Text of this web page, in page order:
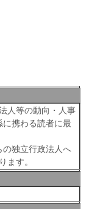
人等の動向・人事
携わる読者に最
の独立行政法人へ
ます。